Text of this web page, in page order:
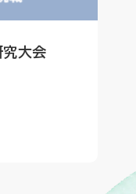
大会